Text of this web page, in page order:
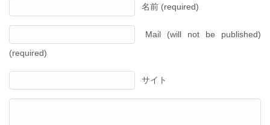
名前 (required)
Mail (will not be published)
(required)
サイト